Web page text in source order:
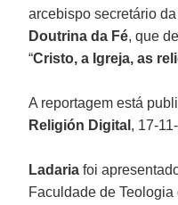
arcebispo secretário
Doutrina da Fé, que
“Cristo, a Igreja, as
A reportagem está
Religión Digital , 17-
Ladariafoi
Faculdade de Teologia